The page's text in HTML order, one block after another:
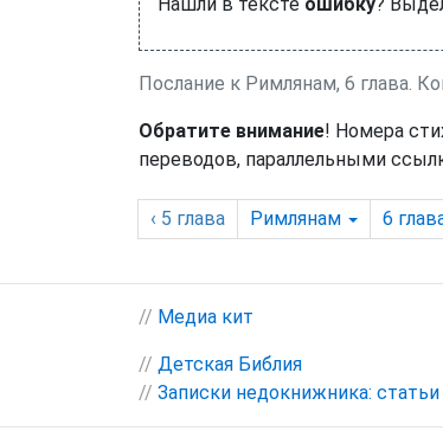
Послание к Римлянам, 6 глава.
Обратите внимание! Номера
переводов, параллельными
‹ 5 глава Римлянам 6
// Медиа кит
// Детская Библия
// Записки недокнижника: